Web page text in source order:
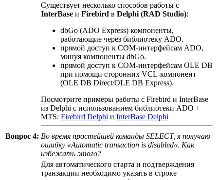
Существует несколько способов работы с
InterBase и Firebird в Delphi (RAD Studio):
dbGo (ADO Express) компоненты,
работающие через библиотеку ADO.
прямой доступ к COM-интерфейсам ADO,
минуя компоненты dbGo.
прямой доступ к COM-интерфейсам OLE DB
при помощи сторонних VCL-компонент
(OLE DB Direct/OLE DB Express).
Посмотрите примеры работы с Firebird и InterBase
из Delphi с использованием библиотеки ADO +
MTS: Firebird Delphi и InterBase Delphi
Вопрос 4: Во время простейшей команды SELECT, я получаю
ошибку «Automatic transaction is disabled«. Как
избежать этого?
Для автоматического старта и подтверждения
транзакции необходимо указать в строке